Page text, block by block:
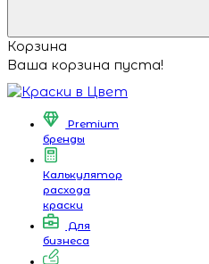
Корзина
Ваша корзина пуста!
Premium
бренды
Калькулятор
расхода
краски
Для
бизнеса